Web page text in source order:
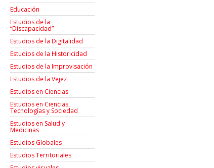
Educación
Estudios de la
“Discapacidad”
Estudios de la Digitalidad
Estudios de la Historicidad
Estudios de la Improvisación
Estudios de la Vejez
Estudios en Ciencias
Estudios en Ciencias,
Tecnologías y Sociedad
Estudios en Salud y
Medicinas
Estudios Globales
Estudios Territoriales